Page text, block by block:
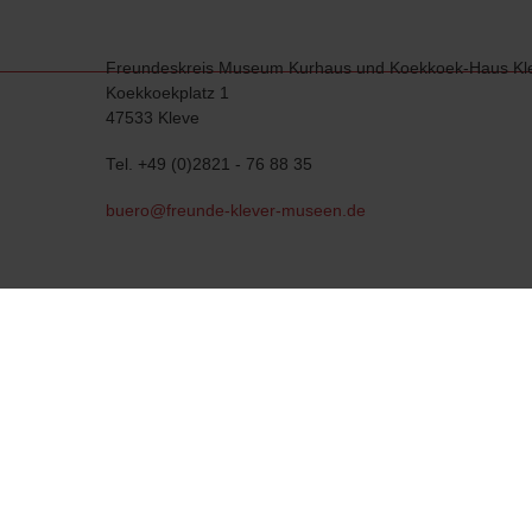
Freundeskreis Museum Kurhaus und Koekkoek-Haus
Koekkoekplatz 1
47533 Kleve
Tel. +49 (0)2821 - 76 88 35
buero@freunde-klever-museen.de